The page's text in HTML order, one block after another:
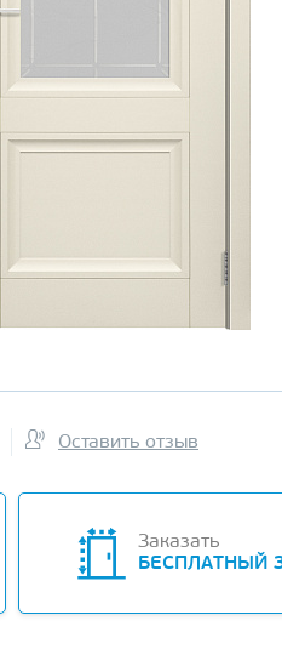
Оставить отзыв
Заказать
БЕСПЛАТНЫЙ